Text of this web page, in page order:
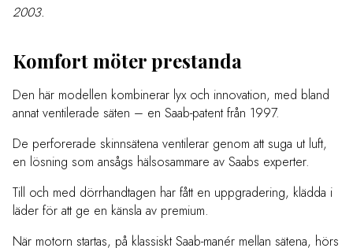
2003.
Komfort möter prestanda
Den här modellen kombinerar lyx och innovation, med bland
annat ventilerade säten – en Saab-patent från 1997.
De perforerade skinnsätena ventilerar genom att suga ut luft,
en lösning som ansågs hälsosammare av Saabs experter.
Till och med dörrhandtagen har fått en uppgradering, klädda i
läder för att ge en känsla av premium.
När motorn startas, på klassiskt Saab-manér mellan sätena, hörs